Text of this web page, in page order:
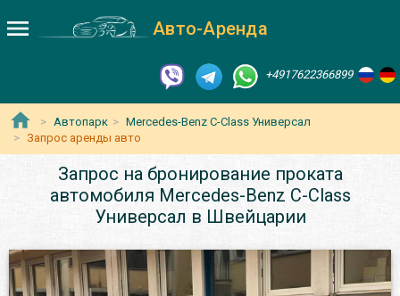
Авто-Аренда
+4917622366899
Автопарк
Mercedes-Benz C-Class Универсал
Запрос аренды авто
Запрос на бронирование проката
автомобиля Mercedes-Benz C-Class
Универсал в Швейцарии